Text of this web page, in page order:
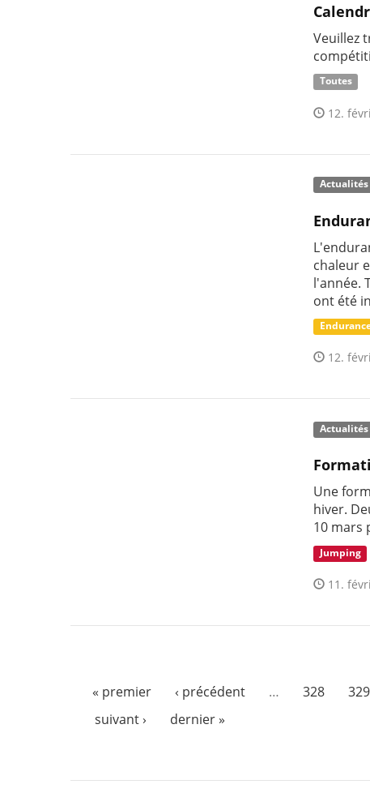
Veuillez
Toutes
12.
Actualités
chaleur
l'année.
ont été
12.
Actualités
Une
hiver.
10 mars
Jumping
11.
« premier ‹ précédent … 328 329
suivant ›
dernier »